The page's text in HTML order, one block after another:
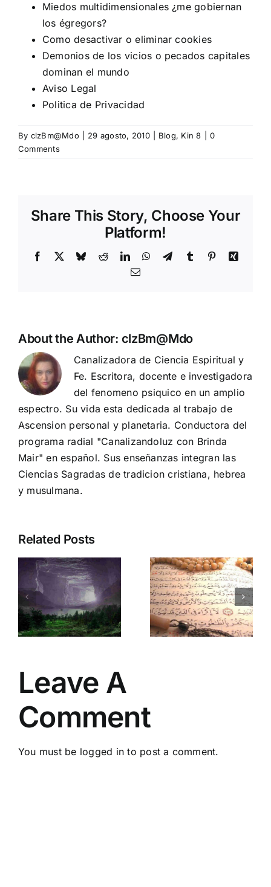
Miedos multidimensionales ¿me gobiernan
los égregors?
Como desactivar o eliminar cookies
Demonios de los vicios o pecados capitales
dominan el mundo
Aviso Legal
Politica de Privacidad
By clzBm@Mdo 29 agosto, 2010 Blog, Kin 8
0
Comments
Share This Story, Choose Your
Platform!
Facebook BlueskyRedditLinkedInWhatsApp
TelegramTumblr PinterestXing
Email
About the Author: clzBm@Mdo
Canalizadora de Ciencia Espiritual y
Fe. Escritora, docente e investigadora
del fenomeno psiquico en un amplio
espectro. Su vida esta dedicada al trabajo de
Ascension personal y planetaria. Conductora del
programa radial "Canalizandoluz con Brinda
Mair" en español. Sus enseñanzas integran las
Ciencias Sagradas de tradicion cristiana, hebrea
y musulmana.
Related Posts
bloqueos y
conectate
con la
Divinidad:
Ciudad
en kin 1
Bajo Sitio
en kin 12:
Sana
karma
Leave A
Comment
You must be logged in to post a comment.